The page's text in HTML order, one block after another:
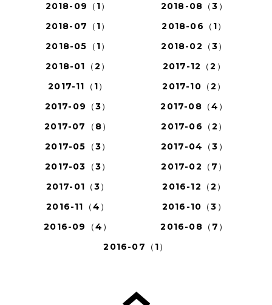
2018-09（1）
2018-08（3）
2018-07（1）
2018-06（1）
2018-05（1）
2018-02（3）
2018-01（2）
2017-12（2）
2017-11（1）
2017-10（2）
2017-09（3）
2017-08（4）
2017-07（8）
2017-06（2）
2017-05（3）
2017-04（3）
2017-03（3）
2017-02（7）
2017-01（3）
2016-12（2）
2016-11（4）
2016-10（3）
2016-09（4）
2016-08（7）
2016-07（1）